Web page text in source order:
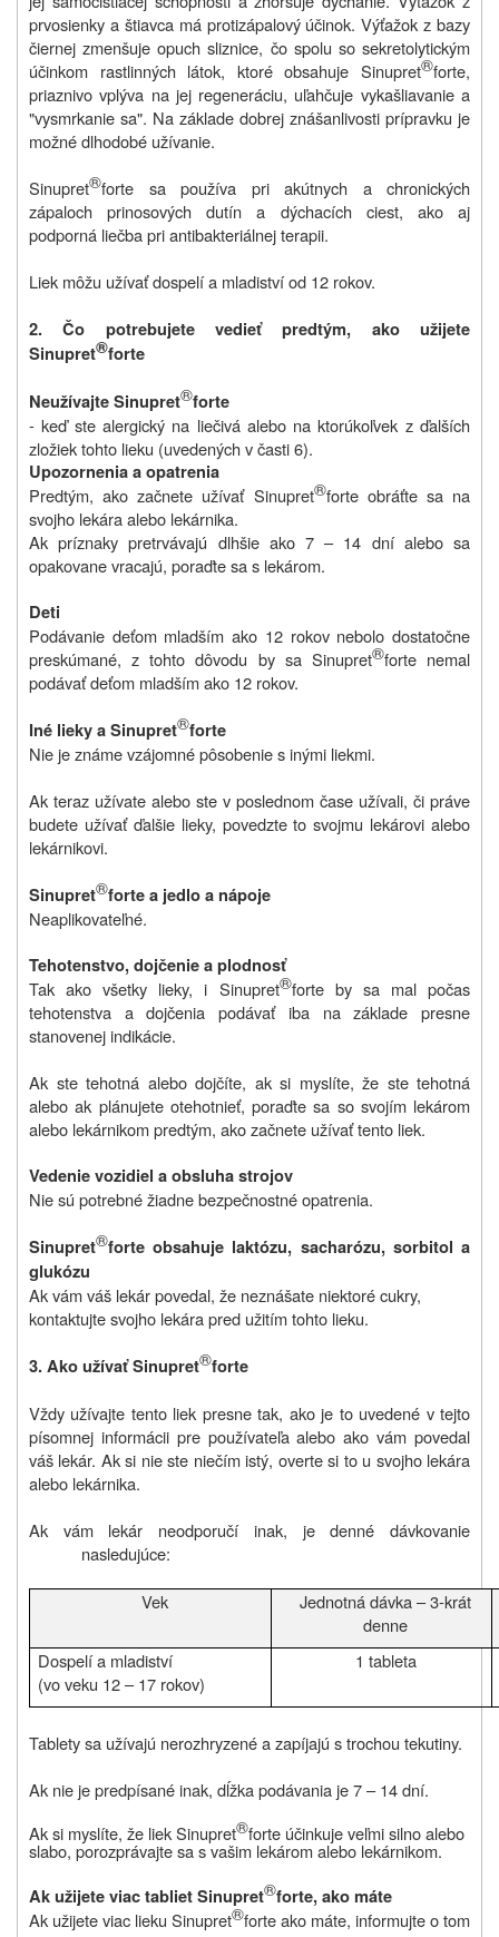
prvosienky a štiavca má protizápalový účinok. Výťažok z bazy
čiernej zmenšuje opuch sliznice, čo spolu so sekretolytickým
účinkom rastlinných látok, ktoré obsahuje Sinupret®forte,
priaznivo vplýva na jej regeneráciu, uľahčuje vykašliavanie a
"vysmrkanie sa". Na základe dobrej znášanlivosti prípravku je
možné dlhodobé užívanie.
Sinupret®forte sa používa pri akútnych a chronických
zápaloch prinosových dutín a dýchacích ciest, ako aj
podporná liečba pri antibakteriálnej terapii.
Liek môžu užívať dospelí a mladiství od 12 rokov.
2. Čo potrebujete vedieť predtým, ako užijete
Sinupret®forte
Neužívajte Sinupret®forte
- keď ste alergický na liečivá alebo na ktorúkoľvek z ďalších
zložiek tohto lieku (uvedených v časti 6).
Upozornenia a opatrenia
Predtým, ako začnete užívať Sinupret®forte obráťte sa na
svojho lekára alebo lekárnika.
Ak príznaky pretrvávajú dlhšie ako 7 – 14 dní alebo sa
opakovane vracajú, poraďte sa s lekárom.
Deti
Podávanie deťom mladším ako 12 rokov nebolo dostatočne
preskúmané, z tohto dôvodu by sa Sinupret®forte nemal
podávať deťom mladším ako 12 rokov.
Iné lieky a Sinupret®forte
Nie je známe vzájomné pôsobenie s inými liekmi.
Ak teraz užívate alebo ste v poslednom čase užívali, či práve
budete užívať ďalšie lieky, povedzte to svojmu lekárovi alebo
lekárnikovi.
Sinupret®forte a jedlo a nápoje
Neaplikovateľné.
Tehotenstvo, dojčenie a plodnosť
Tak ako všetky lieky, i Sinupret®forte by sa mal počas
tehotenstva a dojčenia podávať iba na základe presne
stanovenej indikácie.
Ak ste tehotná alebo dojčíte, ak si myslíte, že ste tehotná
alebo ak plánujete otehotnieť, poraďte sa so svojím lekárom
alebo lekárnikom predtým, ako začnete užívať tento liek.
Vedenie vozidiel a obsluha strojov
Nie sú potrebné žiadne bezpečnostné opatrenia.
Sinupret®forte obsahuje laktózu, sacharózu, sorbitol a
glukózu
Ak vám váš lekár povedal, že neznášate niektoré cukry,
kontaktujte svojho lekára pred užitím tohto lieku.
3. Ako užívať Sinupret®forte
Vždy užívajte tento liek presne tak, ako je to uvedené v tejto
písomnej informácii pre používateľa alebo ako vám povedal
váš lekár. Ak si nie ste niečím istý, overte si to u svojho lekára
alebo lekárnika.
Ak vám lekár neodporučí inak, je denné dávkovanie
nasledujúce:
Vek
Jednotná dávka – 3-krát
denne
Dospelí a mladiství
(vo veku 12 – 17 rokov)
1 tableta
Tablety sa užívajú nerozhryzené a zapíjajú s trochou tekutiny.
Ak nie je predpísané inak, dĺžka podávania je 7 – 14 dní.
Ak si myslíte, že liek Sinupret®forte účinkuje veľmi silno alebo
slabo, porozprávajte sa s vašim lekárom alebo lekárnikom.
Ak užijete viac tabliet Sinupret®forte, ako máte
Ak užijete viac lieku Sinupret®forte ako máte, informujte o tom